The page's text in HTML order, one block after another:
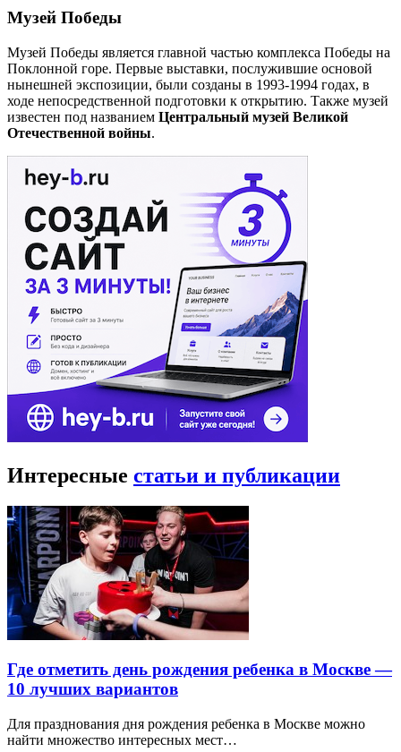
Музей Победы
Музей Победы является главной частью комплекса Победы на
Поклонной горе. Первые выставки, послужившие основой
нынешней экспозиции, были созданы в 1993-1994 годах, в
ходе непосредственной подготовки к открытию. Также музей
известен под названием Центральный музей Великой
Отечественной войны.
Интересные статьи и публикации
Где отметить день рождения ребенка в Москве —
10 лучших вариантов
Для празднования дня рождения ребенка в Москве можно
найти множество интересных мест…